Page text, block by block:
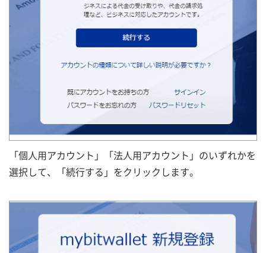
「個人用アカウント」「法人用アカウント」のいずれかを
選択して、「続行する」をクリックします。